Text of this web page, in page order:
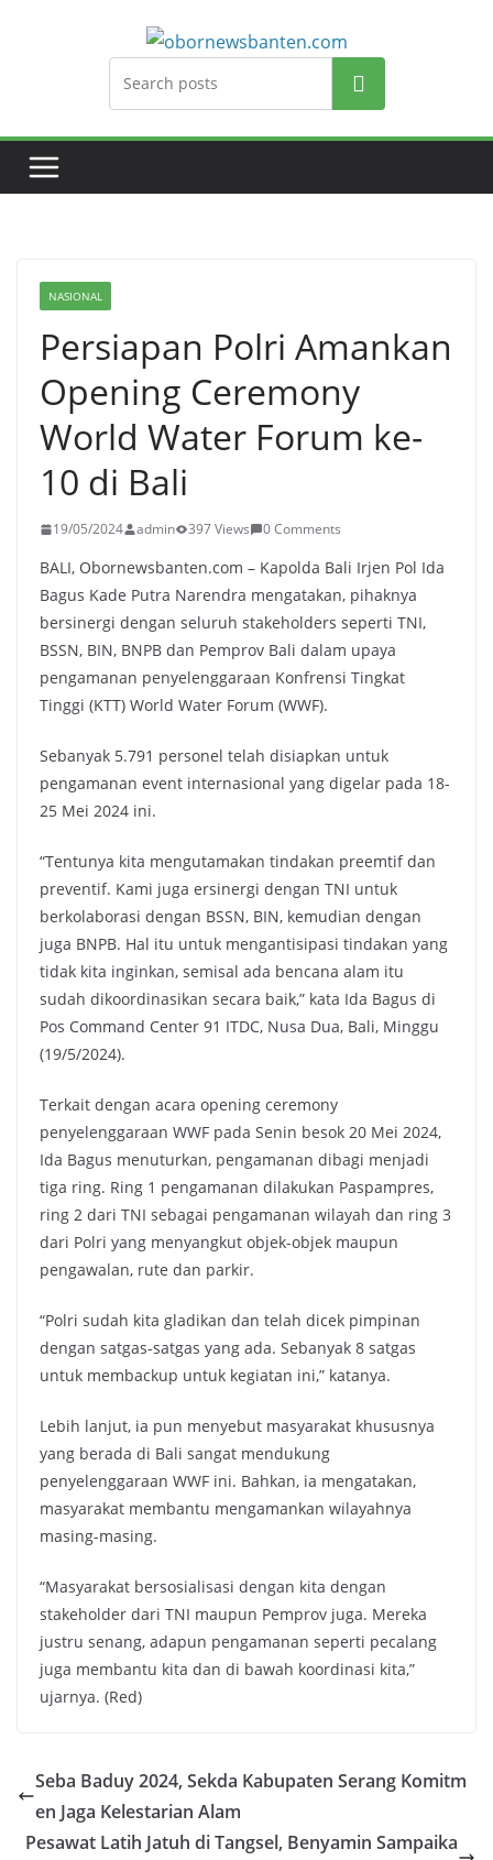
Search
NASIONAL
Persiapan Polri Amankan
Opening Ceremony
World Water Forum ke-
10 di Bali
19/05/2024 admin 397 Views 0 Comments
BALI, Obornewsbanten.com – Kapolda Bali Irjen Pol Ida
Bagus Kade Putra Narendra mengatakan, pihaknya
bersinergi dengan seluruh stakeholders seperti TNI,
BSSN, BIN, BNPB dan Pemprov Bali dalam upaya
pengamanan penyelenggaraan Konfrensi Tingkat
Tinggi (KTT) World Water Forum (WWF).
Sebanyak 5.791 personel telah disiapkan untuk
pengamanan event internasional yang digelar pada 18-
25 Mei 2024 ini.
“Tentunya kita mengutamakan tindakan preemtif dan
preventif. Kami juga ersinergi dengan TNI untuk
berkolaborasi dengan BSSN, BIN, kemudian dengan
juga BNPB. Hal itu untuk mengantisipasi tindakan yang
tidak kita inginkan, semisal ada bencana alam itu
sudah dikoordinasikan secara baik,” kata Ida Bagus di
Pos Command Center 91 ITDC, Nusa Dua, Bali, Minggu
(19/5/2024).
Terkait dengan acara opening ceremony
penyelenggaraan WWF pada Senin besok 20 Mei 2024,
Ida Bagus menuturkan, pengamanan dibagi menjadi
tiga ring. Ring 1 pengamanan dilakukan Paspampres,
ring 2 dari TNI sebagai pengamanan wilayah dan ring 3
dari Polri yang menyangkut objek-objek maupun
pengawalan, rute dan parkir.
“Polri sudah kita gladikan dan telah dicek pimpinan
dengan satgas-satgas yang ada. Sebanyak 8 satgas
untuk membackup untuk kegiatan ini,” katanya.
Lebih lanjut, ia pun menyebut masyarakat khususnya
yang berada di Bali sangat mendukung
penyelenggaraan WWF ini. Bahkan, ia mengatakan,
masyarakat membantu mengamankan wilayahnya
masing-masing.
“Masyarakat bersosialisasi dengan kita dengan
stakeholder dari TNI maupun Pemprov juga. Mereka
justru senang, adapun pengamanan seperti pecalang
juga membantu kita dan di bawah koordinasi kita,”
ujarnya. (Red)
Seba Baduy 2024, Sekda Kabupaten Serang Komitm
en Jaga Kelestarian Alam
Pesawat Latih Jatuh di Tangsel, Benyamin Sampaika